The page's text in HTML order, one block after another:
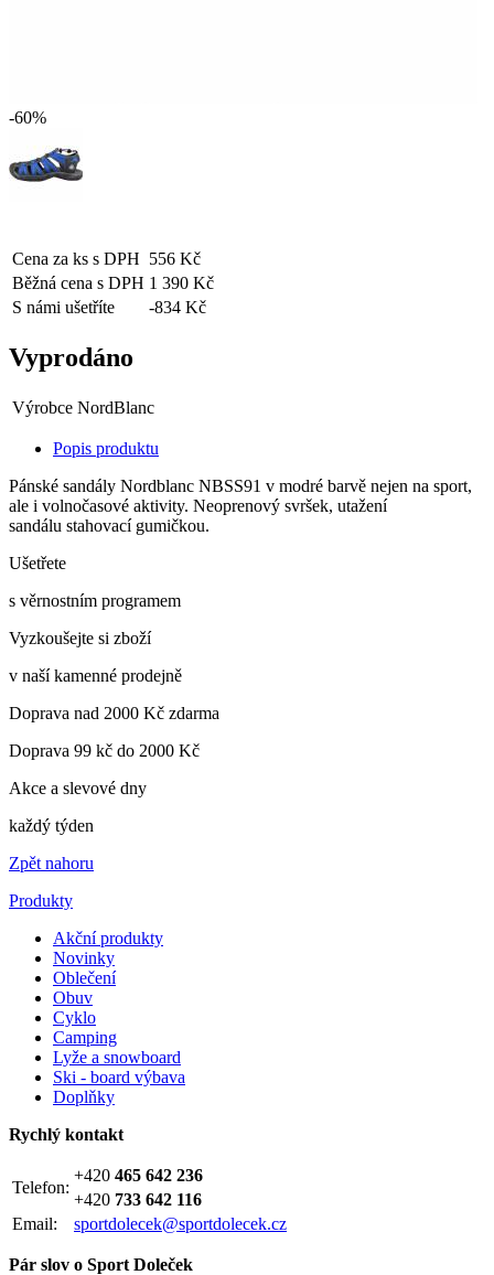
-60%
Cena za ks s DPH 556 Kč
Běžná cena s DPH 1 390 Kč
S námi ušetříte
-834 Kč
Vyprodáno
Výrobce NordBlanc
Popis produktu
Pánské sandály Nordblanc NBSS91 v modré barvě nejen na sport,
ale i volnočasové aktivity. Neoprenový svršek, utažení
sandálu stahovací gumičkou.
Ušetřete
s věrnostním programem
Vyzkoušejte si zboží
v naší kamenné prodejně
Doprava nad 2000 Kč zdarma
Doprava 99 kč do 2000 Kč
Akce a slevové dny
každý týden
Zpět nahoru
Produkty
Akční produkty
Novinky
Oblečení
Obuv
Cyklo
Camping
Lyže a snowboard
Ski - board výbava
Doplňky
Rychlý kontakt
Telefon:
+420 465 642 236
+420 733 642 116
Email:
sportdolecek@sportdolecek.cz
Pár slov o Sport Doleček